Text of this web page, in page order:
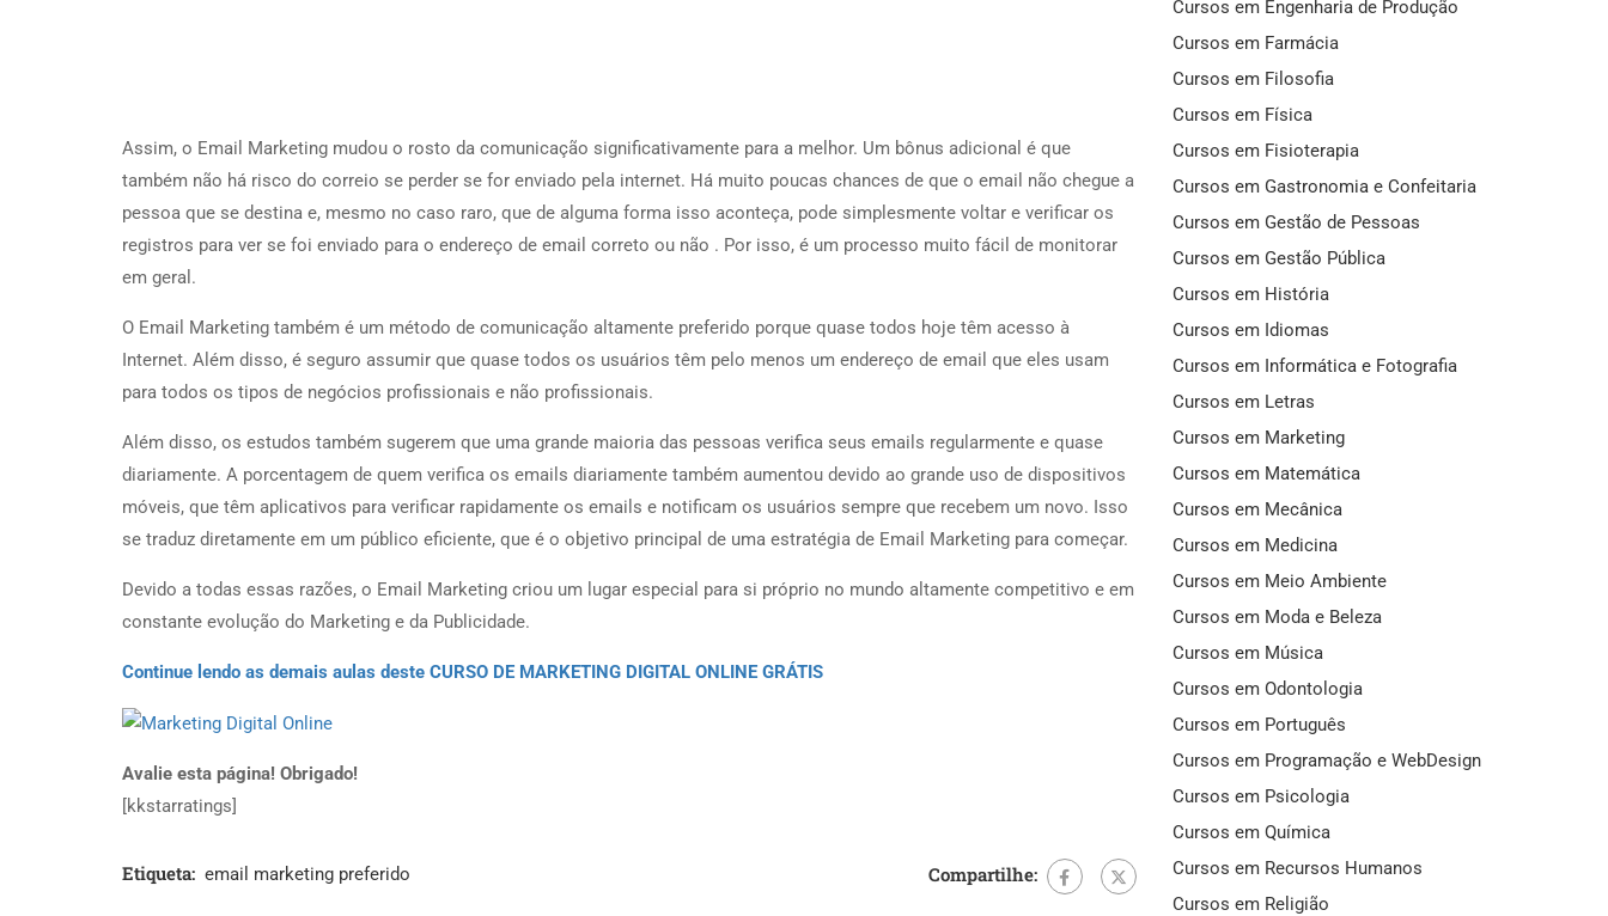
Assim, o Email Marketing mudou o rosto da comunicação significativamente para a melhor. Um bônus adicional é que
também não há risco do correio se perder se for enviado pela internet. Há muito poucas chances de que o email não chegue a
pessoa que se destina e, mesmo no caso raro, que de alguma forma isso aconteça, pode simplesmente voltar e verificar os
registros para ver se foi enviado para o endereço de email correto ou não . Por isso, é um processo muito fácil de monitorar
em geral.
O Email Marketing também é um método de comunicação altamente preferido porque quase todos hoje têm acesso à
Internet. Além disso, é seguro assumir que quase todos os usuários têm pelo menos um endereço de email que eles usam
para todos os tipos de negócios profissionais e não profissionais.
Além disso, os estudos também sugerem que uma grande maioria das pessoas verifica seus emails regularmente e quase
diariamente. A porcentagem de quem verifica os emails diariamente também aumentou devido ao grande uso de dispositivos
móveis, que têm aplicativos para verificar rapidamente os emails e notificam os usuários sempre que recebem um novo. Isso
se traduz diretamente em um público eficiente, que é o objetivo principal de uma estratégia de Email Marketing para começar.
Devido a todas essas razões, o Email Marketing criou um lugar especial para si próprio no mundo altamente competitivo e em
constante evolução do Marketing e da Publicidade.
Continue lendo as demais aulas deste CURSO DE MARKETING DIGITAL ONLINE GRÁTIS
Avalie esta página! Obrigado!
[kkstarratings]
Etiqueta: email marketing preferido Compartilhe:
Cursos em Engenharia de Produção
Cursos em Farmácia
Cursos em Filosofia
Cursos em Física
Cursos em Fisioterapia
Cursos em Gastronomia e Confeitaria
Cursos em Gestão de Pessoas
Cursos em Gestão Pública
Cursos em História
Cursos em Idiomas
Cursos em Informática e Fotografia
Cursos em Letras
Cursos em Marketing
Cursos em Matemática
Cursos em Mecânica
Cursos em Medicina
Cursos em Meio Ambiente
Cursos em Moda e Beleza
Cursos em Música
Cursos em Odontologia
Cursos em Português
Cursos em Programação e WebDesign
Cursos em Psicologia
Cursos em Química
Cursos em Recursos Humanos
Cursos em Religião